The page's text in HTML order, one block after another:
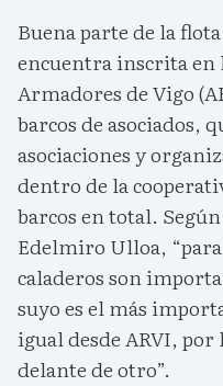
Buena parte de la
encuentra inscrita en
Armadores de Vigo
barcos de asociados,
asociaciones y
dentro de la
barcos en total.
Edelmiro Ulloa,
caladeros son
suyo es el más
igual desde ARVI,
delante de otro”.